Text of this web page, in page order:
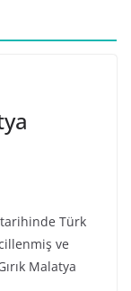
Türk
ve
Malatya